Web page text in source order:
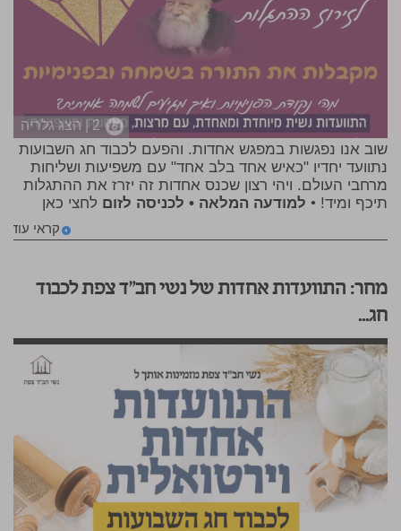
2 | הצג גלריה
שוב אנו נפגשות במפגש אחדות. והפעם לכבוד חג השבועות
נתוועד יחדיו "כאיש אחד בלב אחד" עם משפיעות ושליחות
מרחבי העולם. ויהי רצון שכנס אחדות זה יזרז את ההתגלות
תיכף ומיד! • למודעה המלאה • לכניסה לזום לחצי כאן
קראי עוד
מחר: התוועדות אחדות של נשי חב"ד צפת לכבוד
חג...